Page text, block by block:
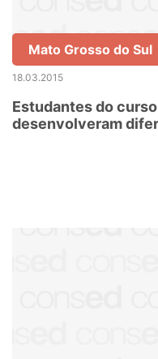
Mato Grosso do Sul
18.03.2015
Estudantes do
desenvolveram